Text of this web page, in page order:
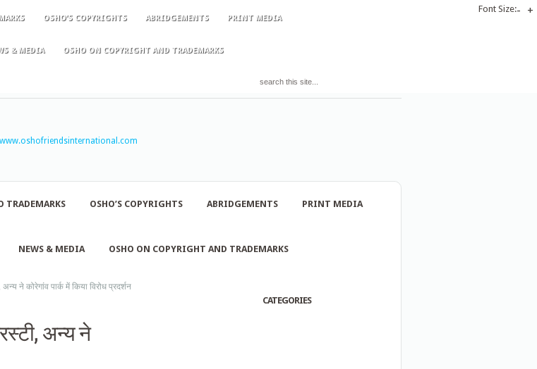
OSHO’S COPYRIGHTS ABRIDGEMENTS PRINT MEDIA
& MEDIA OSHO ON COPYRIGHT AND TRADEMARKS
TRADEMARKS OSHO’S COPYRIGHTS ABRIDGEMENTS PRINT MEDIA
NEWS & MEDIA OSHO ON COPYRIGHT AND TRADEMARKS
ने कोरेगांव पार्क में किया विरोध प्रदर्शन
अन्य ने
CATEGORIES
Font Size:- +